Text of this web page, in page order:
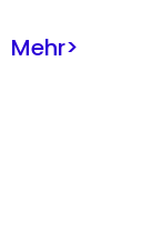
Mehr>